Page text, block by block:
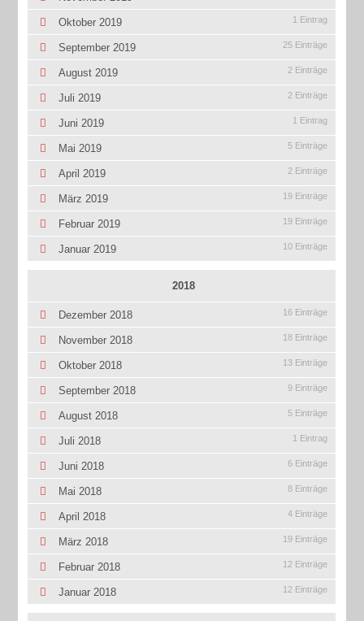
Oktober 2019 1 Eintrag
September 2019 25 Einträge
August 2019 2 Einträge
Juli 2019 2 Einträge
Juni 2019 1 Eintrag
Mai 2019 5 Einträge
April 2019 2 Einträge
März 2019 19 Einträge
Februar 2019 19 Einträge
Januar 2019 10 Einträge
2018
Dezember 2018 16 Einträge
November 2018 18 Einträge
Oktober 2018 13 Einträge
September 2018 9 Einträge
August 2018 5 Einträge
Juli 2018 1 Eintrag
Juni 2018 6 Einträge
Mai 2018 8 Einträge
April 2018 4 Einträge
März 2018 19 Einträge
Februar 2018 12 Einträge
Januar 2018 12 Einträge